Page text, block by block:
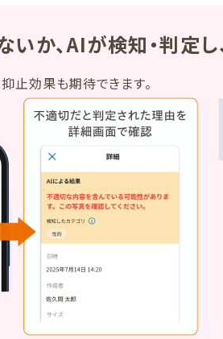
か、AIが検知・判定し
止効果も期待できます。